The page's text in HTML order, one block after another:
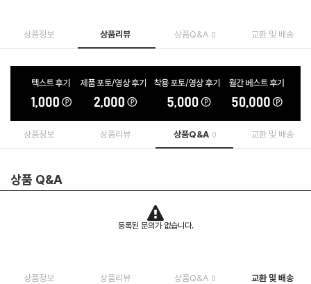
상품정보 상품리뷰 상품Q&A 0 교환 및 배송
상품정보 상품리뷰 상품Q&A 0 교환 및 배송
상품 Q&A
등록된 문의가 없습니다.
상품정보 상품리뷰 상품Q&A 0 교환 및 배송